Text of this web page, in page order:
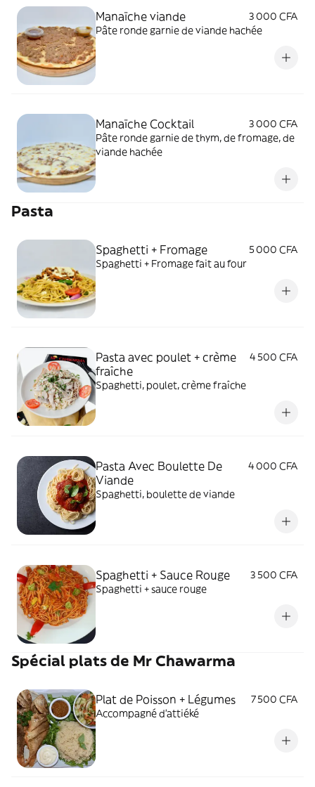
Manaïche viande
3 000 CFA
Pâte ronde garnie de viande hachée
Manaïche Cocktail
3 000 CFA
Pâte ronde garnie de thym, de fromage, de
viande hachée
Pasta
Spaghetti + Fromage
5 000 CFA
Spaghetti + Fromage fait au four
Pasta avec poulet + crème
fraîche
4 500 CFA
Spaghetti, poulet, crème fraîche
Pasta Avec Boulette De
Viande
4 000 CFA
Spaghetti, boulette de viande
Spaghetti + Sauce Rouge
3 500 CFA
Spaghetti + sauce rouge
Spécial plats de Mr Chawarma
Plat de Poisson + Légumes
7 500 CFA
Accompagné d'attiéké